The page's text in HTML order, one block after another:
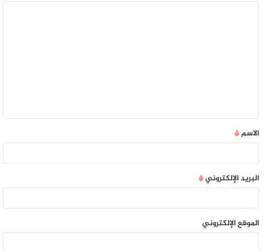
الاسم*
البريد الإلكتروني*
الموقع الإلكتروني